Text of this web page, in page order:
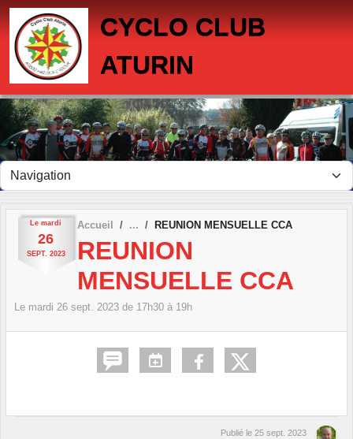
CYCLO CLUB
ATURIN
Le mardi
26
SEPT. 2023
Accueil REUNION MENSUELLE CCA
REUNION
MENSUELLE CCA
Le mardi 26 sept. 2023 de 17h30 à 19h
Publié le 25 sept. 2023
Panneau de gestion des cookies